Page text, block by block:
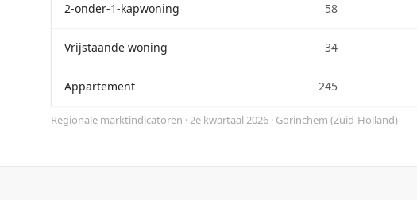
2-onder-1-kapwoning 58
Vrijstaande woning 34
Appartement 245
Regionale marktindicatoren · 2e kwartaal 2026 · Gorinchem (Zuid-Holland)